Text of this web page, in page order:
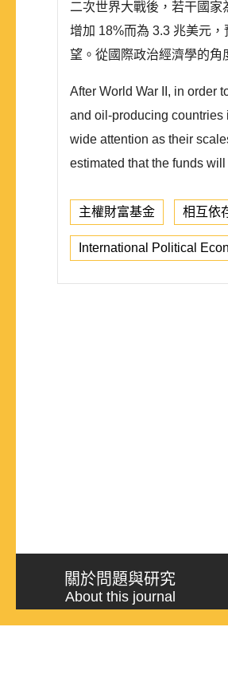
二次世界大戰後，若干國
增加 18%而為 3.3 兆美元
望。從國際政治經濟學的角
After World War II, in order
and oil-producing countries
wide attention as their
estimated that the funds will
主權財富基金 相互依
International Political
關於問題與研究
About this journal